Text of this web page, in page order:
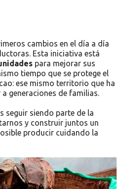
cambios en el día a día
Esta iniciativa está
para mejorar sus
tiempo que se protege el
ese mismo territorio que ha
generaciones de familias.
seguir siendo parte de la
y construir juntos un
producir cuidando la